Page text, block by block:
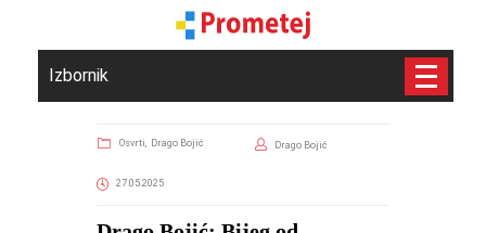
Izbornik
Osvrti, Drago Bojić Drago Bojić
27.05.2025